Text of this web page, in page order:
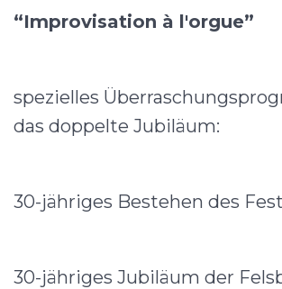
“Improvisation à l'orgue”
spezielles
das doppelte Jubiläum:
30-jähriges Bestehen des
30-jähriges Jubiläum der